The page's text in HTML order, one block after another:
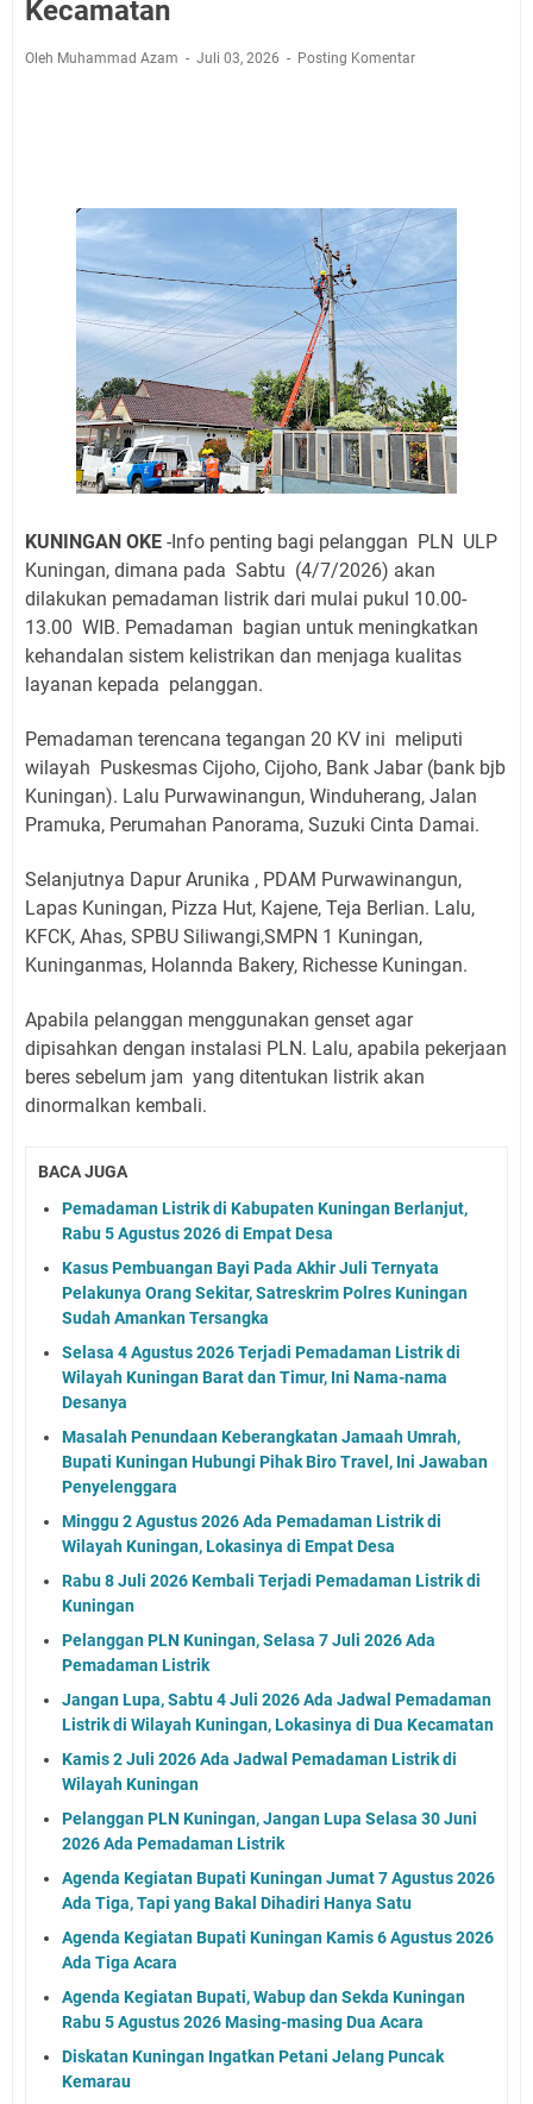
Sangat Seru
Dokumen SPMI
Sudahkah Kita Merdeka Dari Hawa Nafsu?
Info Sembako di Pasar Kepuh Kuningan Kamis 6
Agustus 2026, Daging Naik, Telur Turun
Agenda Kegiatan Bupati Kuningan Jumat 7 Agustus
2026 Ada Tiga, Tapi yang Bakal Dihadiri Hanya Satu
Ini Empat Lokasi Samsat Keliling Kuningan Jumat 7
Agustus 2026
Kecamatan
Oleh Muhammad Azam Juli 03, 2026 Posting Komentar
KUNINGAN OKE -Info penting bagi pelanggan PLN ULP
Kuningan, dimana pada Sabtu (4/7/2026) akan
dilakukan pemadaman listrik dari mulai pukul 10.00-
13.00 WIB. Pemadaman bagian untuk meningkatkan
kehandalan sistem kelistrikan dan menjaga kualitas
layanan kepada pelanggan.
Pemadaman terencana tegangan 20 KV ini meliputi
wilayah Puskesmas Cijoho, Cijoho, Bank Jabar (bank bjb
Kuningan). Lalu Purwawinangun, Winduherang, Jalan
Pramuka, Perumahan Panorama, Suzuki Cinta Damai.
Selanjutnya Dapur Arunika , PDAM Purwawinangun,
Lapas Kuningan, Pizza Hut, Kajene, Teja Berlian. Lalu,
KFCK, Ahas, SPBU Siliwangi,SMPN 1 Kuningan,
Kuninganmas, Holannda Bakery, Richesse Kuningan.
Apabila pelanggan menggunakan genset agar
dipisahkan dengan instalasi PLN. Lalu, apabila pekerjaan
beres sebelum jam yang ditentukan listrik akan
dinormalkan kembali.
BACA JUGA
Pemadaman Listrik di Kabupaten Kuningan Berlanjut,
Rabu 5 Agustus 2026 di Empat Desa
Kasus Pembuangan Bayi Pada Akhir Juli Ternyata
Pelakunya Orang Sekitar, Satreskrim Polres Kuningan
Sudah Amankan Tersangka
Selasa 4 Agustus 2026 Terjadi Pemadaman Listrik di
Wilayah Kuningan Barat dan Timur, Ini Nama-nama
Desanya
Masalah Penundaan Keberangkatan Jamaah Umrah,
Bupati Kuningan Hubungi Pihak Biro Travel, Ini Jawaban
Penyelenggara
Minggu 2 Agustus 2026 Ada Pemadaman Listrik di
Wilayah Kuningan, Lokasinya di Empat Desa
Rabu 8 Juli 2026 Kembali Terjadi Pemadaman Listrik di
Kuningan
Pelanggan PLN Kuningan, Selasa 7 Juli 2026 Ada
Pemadaman Listrik
Jangan Lupa, Sabtu 4 Juli 2026 Ada Jadwal Pemadaman
Listrik di Wilayah Kuningan, Lokasinya di Dua Kecamatan
Kamis 2 Juli 2026 Ada Jadwal Pemadaman Listrik di
Wilayah Kuningan
Pelanggan PLN Kuningan, Jangan Lupa Selasa 30 Juni
2026 Ada Pemadaman Listrik
Agenda Kegiatan Bupati Kuningan Jumat 7 Agustus 2026
Ada Tiga, Tapi yang Bakal Dihadiri Hanya Satu
Agenda Kegiatan Bupati Kuningan Kamis 6 Agustus 2026
Ada Tiga Acara
Agenda Kegiatan Bupati, Wabup dan Sekda Kuningan
Rabu 5 Agustus 2026 Masing-masing Dua Acara
Diskatan Kuningan Ingatkan Petani Jelang Puncak
Kemarau